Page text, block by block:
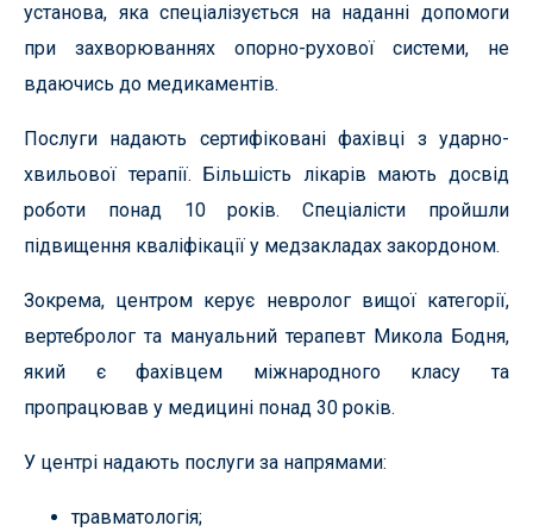
установа, яка спеціалізується на наданні допомоги
при захворюваннях опорно-рухової системи, не
вдаючись до медикаментів.
Послуги надають сертифіковані фахівці з ударно-
хвильової терапії. Більшість лікарів мають досвід
роботи понад 10 років. Спеціалісти пройшли
підвищення кваліфікації у медзакладах закордоном.
Зокрема, центром керує невролог вищої категорії,
вертебролог та мануальний терапевт Микола Бодня,
який є фахівцем міжнародного класу та
пропрацював у медицині понад 30 років.
У центрі надають послуги за напрямами:
травматологія;